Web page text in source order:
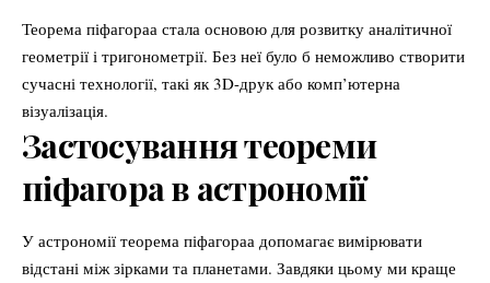
Теорема піфагораа стала основою для розвитку аналітичної
геометрії і тригонометрії. Без неї було б неможливо створити
сучасні технології, такі як 3D-друк або комп’ютерна
візуалізація.
Застосування теореми
піфагора в астрономії
У астрономії теорема піфагораа допомагає вимірювати
відстані між зірками та планетами. Завдяки цьому ми краще